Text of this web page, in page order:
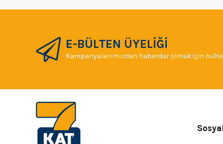
E-BÜLTEN ÜYELİĞİ
Kampanyalarımızdan haberdar olmak için